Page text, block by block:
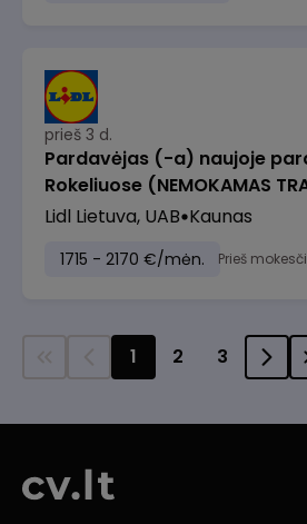
prieš 3 d.
Pardavėjas (-a) naujoje
Rokeliuose (NEMOKAMAS
Lidl Lietuva, UAB Kaunas
1715 - 2170 €/mėn. Prieš
1 2 3